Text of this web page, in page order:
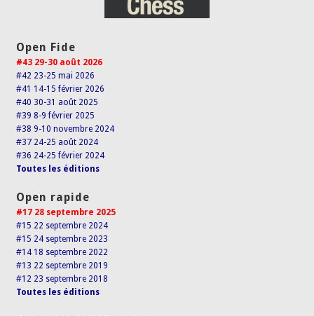
Open Fide
#43 29-30 août 2026
#42 23-25 mai 2026
#41 14-15 février 2026
#40 30-31 août 2025
#39 8-9 février 2025
#38 9-10 novembre 2024
#37 24-25 août 2024
#36 24-25 février 2024
Toutes les éditions
Open rapide
#17 28 septembre 2025
#15 22 septembre 2024
#15 24 septembre 2023
#14 18 septembre 2022
#13 22 septembre 2019
#12 23 septembre 2018
Toutes les éditions